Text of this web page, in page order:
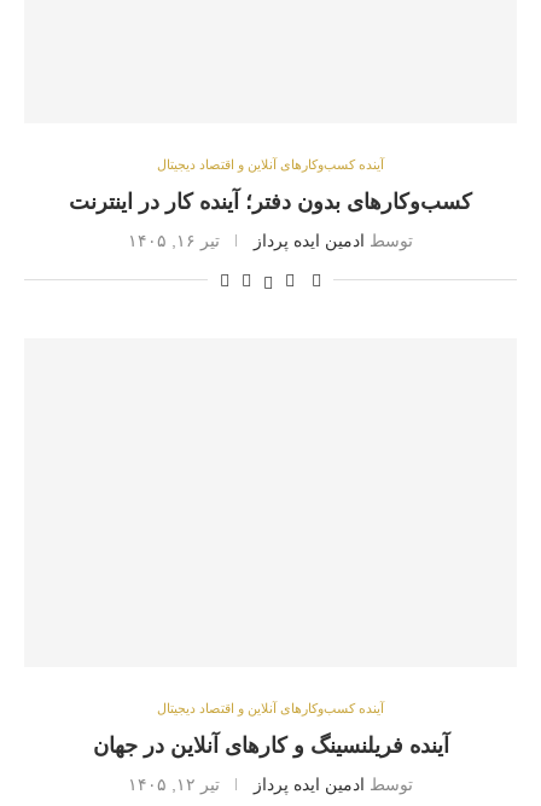
آینده کسب‌وکارهای آنلاین و اقتصاد دیجیتال
کسب‌وکارهای بدون دفتر؛ آینده کار در اینترنت
توسط ادمین ایده پرداز تیر ۱۶, ۱۴۰۵
آینده کسب‌وکارهای آنلاین و اقتصاد دیجیتال
آینده فریلنسینگ و کارهای آنلاین در جهان
توسط ادمین ایده پرداز تیر ۱۲, ۱۴۰۵